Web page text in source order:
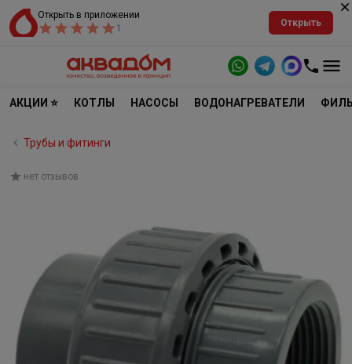
Открыть в приложении
1
Открыть
АКЦИИ ⭐ КОТЛЫ НАСОСЫ ВОДОНАГРЕВАТЕЛИ
Трубы и фитинги
нет отзывов